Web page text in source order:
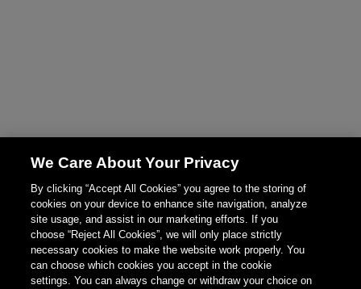
We Care About Your Privacy
By clicking “Accept All Cookies” you agree to the storing of
cookies on your device to enhance site navigation, analyze
site usage, and assist in our marketing efforts. If you
choose “Reject All Cookies”, we will only place strictly
necessary cookies to make the website work properly. You
can choose which cookies you accept in the cookie
settings. You can always change or withdraw your choice on